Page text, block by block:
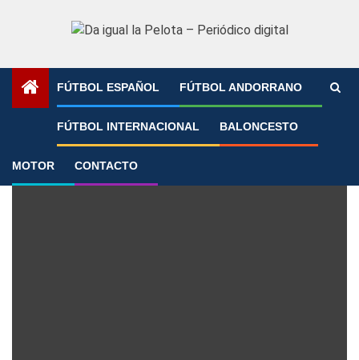
FÚTBOL ESPAÑOL FÚTBOL ANDORRANO
FÚTBOL INTERNACIONAL BALONCESTO
MOTOR CONTACTO
»
Alberto Climent